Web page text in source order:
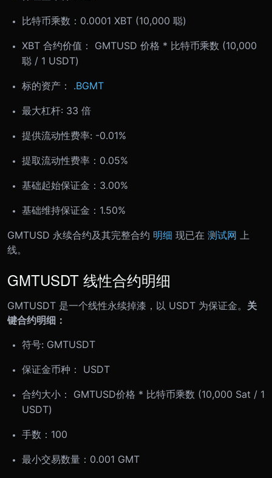
比特币乘数：0.0001 XBT (10,000 聪)
XBT 合约价值： GMTUSD 价格 * 比特币乘数 (10,000
聪 / 1 USDT)
标的资产： .BGMT
最大杠杆: 33 倍
提供流动性费率: -0.01%
提取流动性费率：0.05%
基础起始保证金：3.00%
基础维持保证金：1.50%
GMTUSD 永续合约及其完整合约 明细 现已在 测试网
上
线。
GMTUSDT 线性合约明细
GMTUSDT 是一个线性永续掉漆，以 USDT 为保证金。 关
键合约明细：
符号: GMTUSDT
保证金币种： USDT
合约大小： GMTUSD价格 * 比特币乘数 (10,000 Sat / 1
USDT)
手数：100
最小交易数量：0.001 GMT